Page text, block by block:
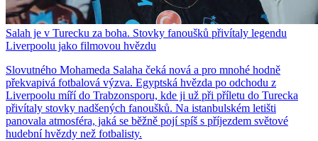
Salah je v Turecku za boha. Stovky fanoušků přivítaly legendu
Liverpoolu jako filmovou hvězdu
Slovutného Mohameda Salaha čeká nová a pro mnohé hodně
překvapivá fotbalová výzva. Egyptská hvězda po odchodu z
Liverpoolu míří do Trabzonsporu, kde ji už při příletu do Turecka
přivítaly stovky nadšených fanoušků. Na istanbulském letišti
panovala atmosféra, jaká se běžně pojí spíš s příjezdem světové
hudební hvězdy než fotbalisty.